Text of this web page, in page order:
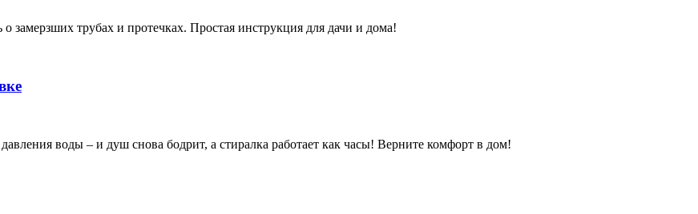
трубах и протечках. Простая инструкция для дачи и дома!
воды – и душ снова бодрит, а стиралка работает как часы! Верните комфорт в дом!